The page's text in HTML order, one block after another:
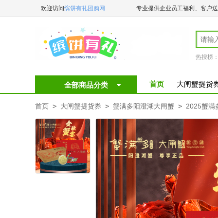
欢迎访问缤饼有礼团购网 专业提供企业员工福利、客户
热搜榜
全部商品分类 首页 大闸蟹提货
首页 > 大闸蟹提货券 > 蟹满多阳澄湖大闸蟹 > 2025蟹满